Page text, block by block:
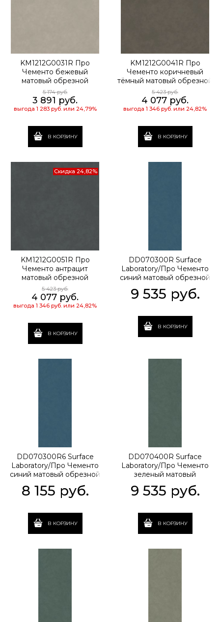
KM1212G0031R Про
Чементо бежевый
матовый обрезной
119,5x119,5x0,9
5 174 руб.
3 891 руб.
выгода 1 283 руб.или 24,79%
В КОРЗИНУ
KM1212G0041R Про
Чементо коричневый
тёмный матовый обрезной
119,5x119,5x0,9
5 423 руб.
4 077 руб.
выгода 1 346 руб. или 24,82%
В КОРЗИНУ
Скидка 24,82%
KM1212G0051R Про
Чементо антрацит
матовый обрезной
119,5x119,5x0,9
5 423 руб.
4 077 руб.
выгода 1 346 руб. или 24,82%
В КОРЗИНУ
DD070300R Surface
Laboratory/Про Чементо
синий матовый обрезной
9 535 руб.
В КОРЗИНУ
DD070300R6 Surface
Laboratory/Про Чементо
синий матовый обрезной
8 155 руб.
В КОРЗИНУ
DD070400R Surface
Laboratory/Про Чементо
зеленый матовый
обрезной 119,5x320x1,1
9 535 руб.
В КОРЗИНУ